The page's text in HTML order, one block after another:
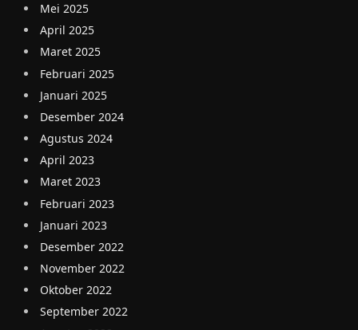
Mei 2025
April 2025
Maret 2025
Februari 2025
Januari 2025
Desember 2024
Agustus 2024
April 2023
Maret 2023
Februari 2023
Januari 2023
Desember 2022
November 2022
Oktober 2022
September 2022